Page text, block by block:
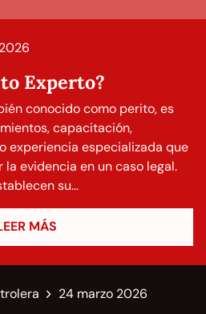
Experto?
conocido como perito, es
capacitación,
experiencia especializada que
evidencia en un caso legal.
su...
MÁS
24 marzo 2026